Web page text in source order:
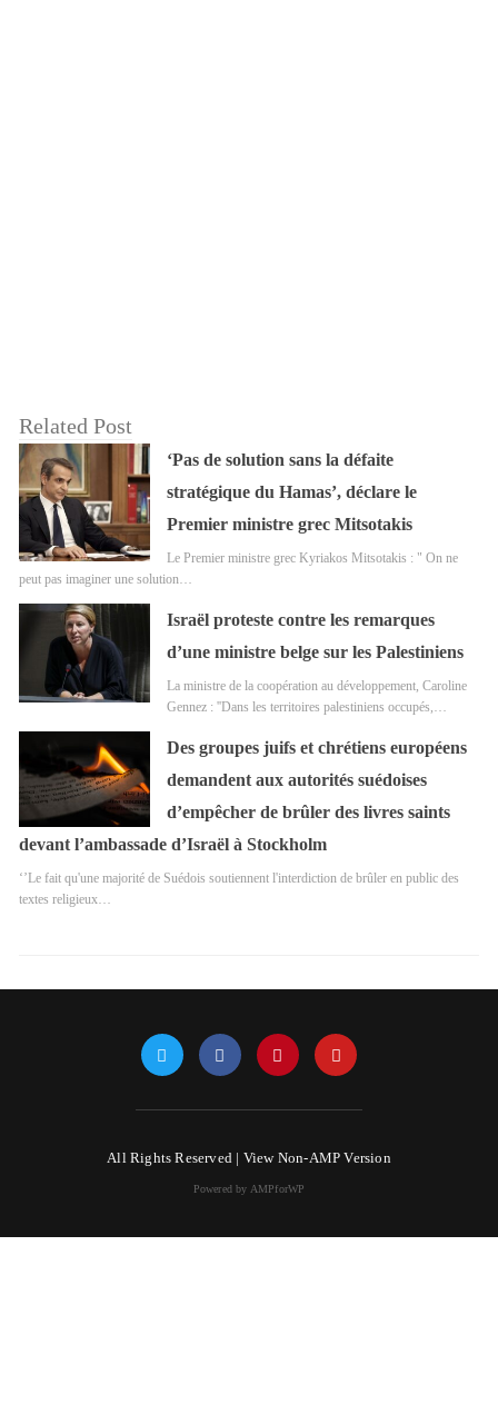
Related Post
‘Pas de solution sans la défaite
stratégique du Hamas’, déclare le
Premier ministre grec Mitsotakis
Le Premier ministre grec Kyriakos Mitsotakis : " On ne
peut pas imaginer une solution…
Israël proteste contre les remarques
d’une ministre belge sur les Palestiniens
La ministre de la coopération au développement, Caroline
Gennez : ''Dans les territoires palestiniens occupés,…
Des groupes juifs et chrétiens européens
demandent aux autorités suédoises
d’empêcher de brûler des livres saints
devant l’ambassade d’Israël à Stockholm
‘’Le fait qu'une majorité de Suédois soutiennent l'interdiction de brûler en public des
textes religieux…
All Rights Reserved | View Non-AMP Version
Powered by AMPforWP